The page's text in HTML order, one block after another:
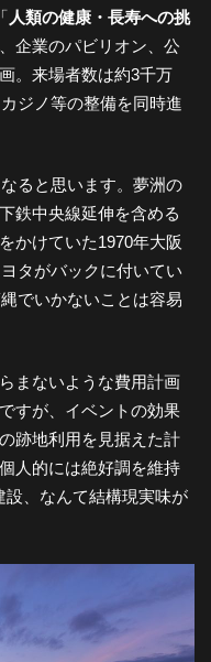
人類の健康・長寿への挑
企業のパビリオン、公
。来場者数は約3千万
ジノ等の整備を同時進
ると思います。夢洲の
鉄中央線延伸を含める
かけていた1970年大阪
タがバックに付いてい
でいかないことは容易
まないような費用計画
すが、イベントの効果
跡地利用を見据えた計
人的には絶好調を維持
設、なんて結構現実味が